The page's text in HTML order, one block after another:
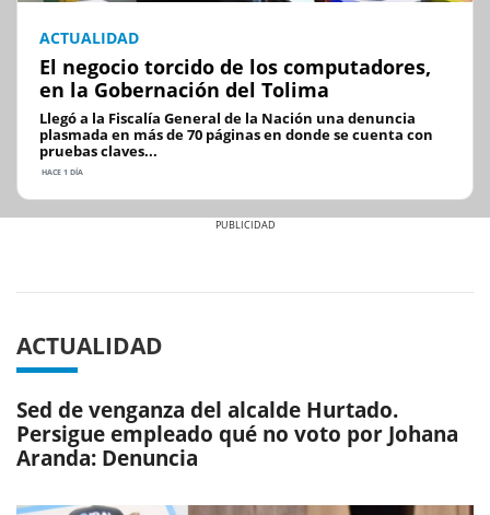
ACTUALIDAD
El negocio torcido de los computadores,
en la Gobernación del Tolima
Llegó a la Fiscalía General de la Nación una denuncia
plasmada en más de 70 páginas en donde se cuenta con
pruebas claves...
HACE 1 DÍA
ACTUALIDAD
Sed de venganza del alcalde Hurtado.
Persigue empleado qué no voto por Johana
Aranda: Denuncia